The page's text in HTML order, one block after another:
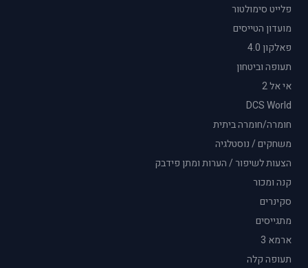
פלייט סימולטור
מועדון הטייסים
פאלקון 4.0
תעופה וביטחון
אי אל 2
DCS World
חומרה/חומרה ביתית
משחקים / נוסטלגיה
הצעות לשיפור / הערות ומתן פידבק
קנה ומכור
סקינרים
מתגייסים
ארמא 3
תעופה קלה